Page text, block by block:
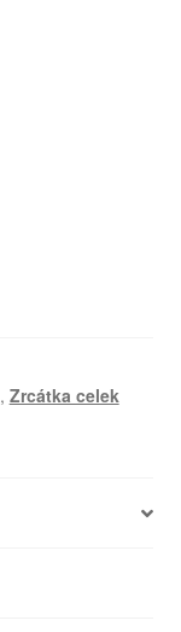
, Zrcátka celek